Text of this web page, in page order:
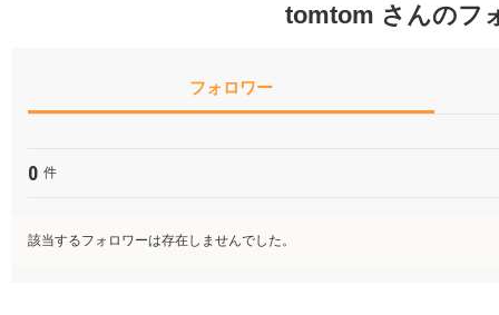
tomtom さんのフ
フォロワー
0 件
該当するフォロワーは存在しませんでした。